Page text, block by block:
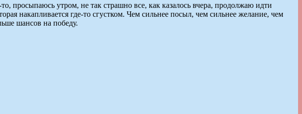
утром, не так страшно все, как казалось вчера, продолжаю идти
накапливается где-то сгустком. Чем сильнее посыл, чем сильнее желание, чем
шансов на победу.